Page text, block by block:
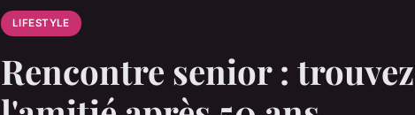
LIFESTYLE
Rencontre senior :